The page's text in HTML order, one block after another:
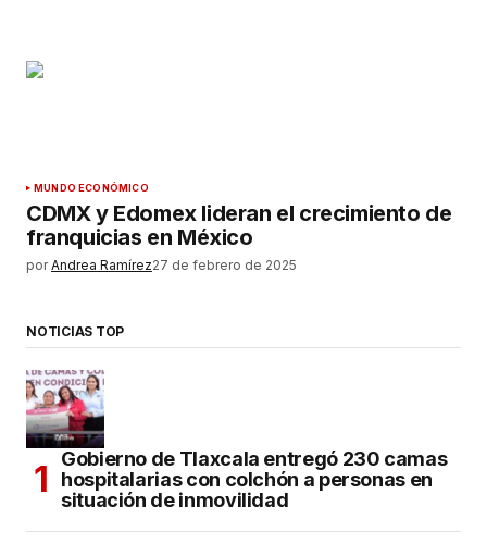
MUNDO ECONÓMICO
CDMX y Edomex lideran el crecimiento de
franquicias en México
por Andrea Ramírez27 de febrero de 2025
NOTICIAS TOP
Gobierno de Tlaxcala entregó 230 camas
hospitalarias con colchón a personas en
situación de inmovilidad